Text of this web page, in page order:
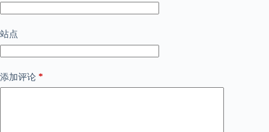
站点
添加评论 *